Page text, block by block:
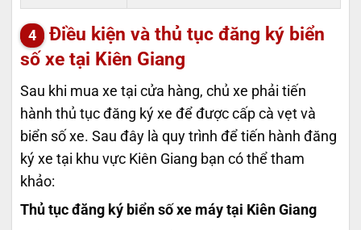
Điều kiện và thủ tục đăng ký biển
số xe tại Kiên Giang
Sau khi mua xe tại cửa hàng, chủ xe phải tiến
hành thủ tục đăng ký xe để được cấp cà vẹt và
biển số xe. Sau đây là quy trình để tiến hành đăng
ký xe tại khu vực Kiên Giang bạn có thể tham
khảo:
Thủ tục đăng ký biển số xe máy tại Kiên Giang